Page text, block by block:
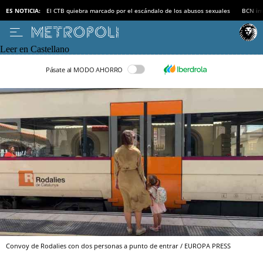
ES NOTICIA: El CTB quiebra marcado por el escándalo de los abusos sexuales BCN
Leer en Castellano
Pásate al MODO AHORRO
Convoy de Rodalies con dos personas a punto de entrar / EUROPA PRESS